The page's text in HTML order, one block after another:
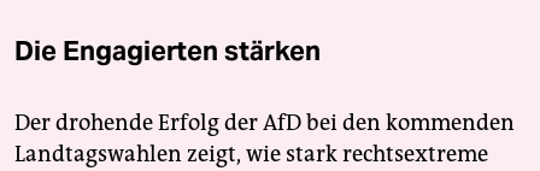
Die Engagierten stärken
Der drohende Erfolg der AfD bei den kommenden
Landtagswahlen zeigt, wie stark rechtsextreme